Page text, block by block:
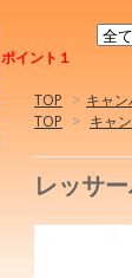
ポイント１
TOP > キャ
TOP > キャ
レッサ